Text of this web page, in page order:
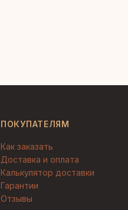
ПОКУПАТЕЛЯМ
Как заказать
Доставка и оплата
Калькулятор доставки
Гарантии
Отзывы